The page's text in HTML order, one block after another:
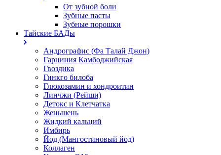
От зубной боли
Зубные пасты
Зубные порошки
Тайские БАДы
Андрографис (Фа Талай Джон)
Гарциния Камбоджийская
Гвоздика
Гинкго билоба
Глюкозамин и хондроитин
Линчжи (Рейши)
Детокс и Клетчатка
Женьшень
Жидкий кальций
Имбирь
Йод (Мангостиновый йод)
Коллаген